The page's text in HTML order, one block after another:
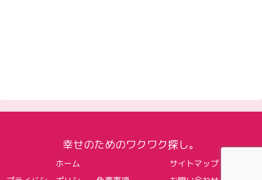
幸せのためのワクワク探し。
ホーム
サイトマップ